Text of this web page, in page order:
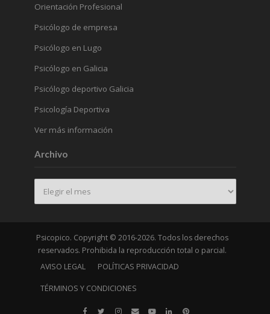
Orientación Profesional
Psicólogo de empresa
Psicólogo en Lugo
Psicólogo en Galicia
Psicólogo deportivo Galicia
Psicología Deportiva
Ver más información
Archivo
Archivo
Psicopico. Copyright © 2016-2026. Todos los derechos
reservados. Prohibida la reproducción total o parcial.
AVISO LEGAL
POLÍTICAS PRIVACIDAD
TÉRMINOS Y CONDICIONES